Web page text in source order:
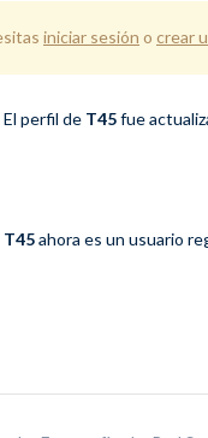
iniciar sesión o crear
El perfil de T45fue
T45ahora es un usuario